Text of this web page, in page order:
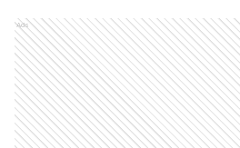
Ads